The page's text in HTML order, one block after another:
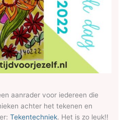
aanrader voor iedereen die
achter het tekenen en
Tekentechniek. Het is zo leuk!!